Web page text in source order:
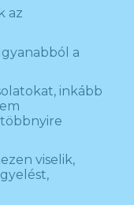
az
a
inkább
viselik,